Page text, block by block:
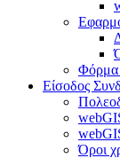
Φόρμα
Είσοδος
Όροι